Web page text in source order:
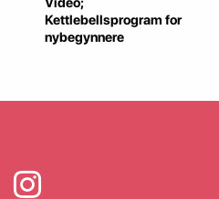
Kettlebellsprogram for
nybegynnere